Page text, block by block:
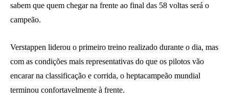
sabem que quem chegar na frente ao final das 58 voltas será o
campeão.
Verstappen liderou o primeiro treino realizado durante o dia, mas
com as condições mais representativas do que os pilotos vão
encarar na classificação e corrida, o heptacampeão mundial
terminou confortavelmente à frente.